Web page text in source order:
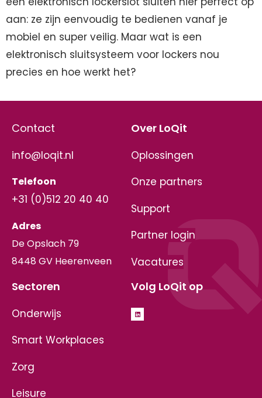
aan: ze zijn eenvoudig te bedienen vanaf je
mobiel en super veilig. Maar wat is een
elektronisch sluitsysteem voor lockers nou
precies en hoe werkt het?
Volg LoQit op
Sectoren
Onderwijs
Smart Workplaces
Zorg
Leisure
Over LoQit
Oplossingen
Onze partners
Support
Partner login
Vacatures
Contact
info@loqit.nl
Telefoon
+31 (0)512 20 40 40
Adres
De Opslach 79
8448 GV Heerenveen